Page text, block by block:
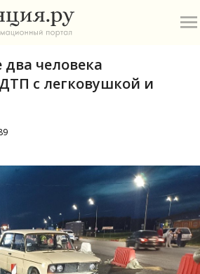
человека
с легковушкой и